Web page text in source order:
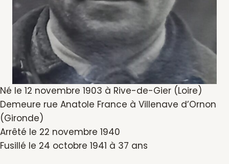
Né le 12 novembre 1903 à Rive-de-Gier (Loire)
Demeure rue Anatole France à Villenave d’Ornon
(Gironde)
Arrêté le 22 novembre 1940
Fusillé le 24 octobre 1941 à 37 ans